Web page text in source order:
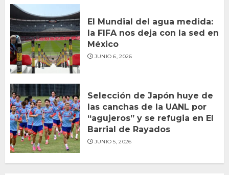
El Mundial del agua medida:
la FIFA nos deja con la sed en
México
JUNIO 6, 2026
Selección de Japón huye de
las canchas de la UANL por
“agujeros” y se refugia en El
Barrial de Rayados
JUNIO 5, 2026